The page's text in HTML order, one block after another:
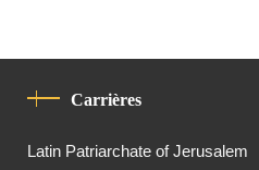
Carrières
Latin Patriarchate of Jerusalem